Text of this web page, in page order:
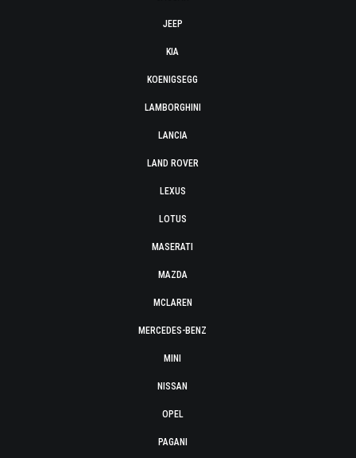
JEEP
KIA
KOENIGSEGG
LAMBORGHINI
LANCIA
LAND ROVER
LEXUS
LOTUS
MASERATI
MAZDA
MCLAREN
MERCEDES-BENZ
MINI
NISSAN
OPEL
PAGANI